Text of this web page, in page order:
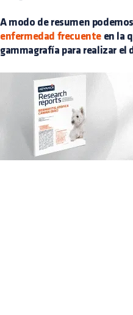
A modo de resumen
enfermedad frecuente en la
gammagrafía para realizar el